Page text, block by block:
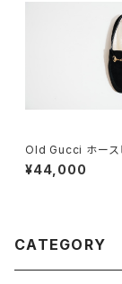
Old Gucci ホース
ァー 6.5B スエード
¥44,000
CATEGORY